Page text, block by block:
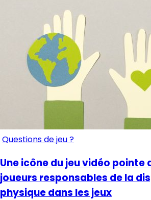
Questions de jeu ?
Une icône du jeu vidéo pointe
joueurs responsables de la
physique dans les jeux